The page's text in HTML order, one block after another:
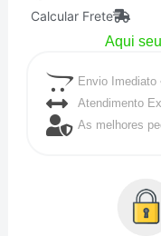
Calcular Frete
Aqui
Envio Imediato
Atendimento
As melhores